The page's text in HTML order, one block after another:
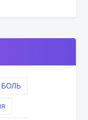
БОЛЬ